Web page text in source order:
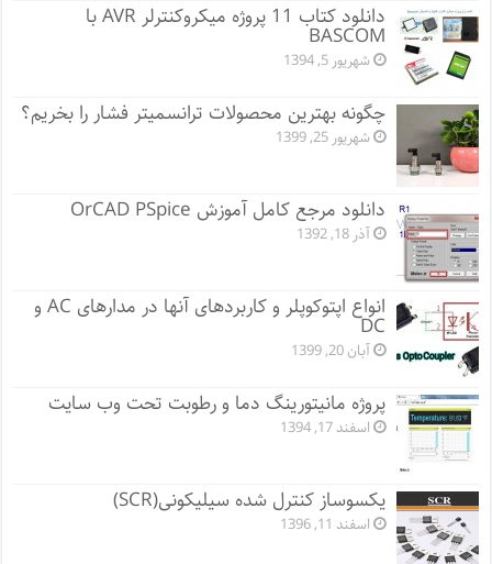
دانلود کتاب 11 پروژه میکروکنترلر AVR با
BASCOM
شهریور 5, 1394
چگونه بهترین محصولات ترانسمیتر فشار را بخریم؟
شهریور 25, 1399
دانلود مرجع کامل آموزش OrCAD PSpice
آذر 18, 1392
انواع اپتوکوپلر و کاربردهای آنها در مدارهای AC و
DC
آبان 20, 1399
پروژه مانيتورينگ دما و رطوبت تحت وب سایت
اسفند 17, 1394
یکسوساز کنترل شده سیلیکونی(SCR)
اسفند 11, 1396